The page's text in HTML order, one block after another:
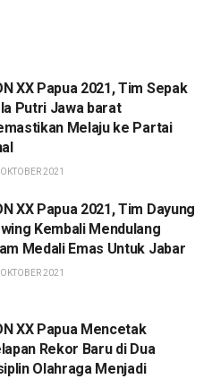
XX Papua 2021, Tim Sepak
Putri Jawa barat
Melaju ke Partai
2021
XX Papua 2021, Tim Dayung
Kembali Mendulang
Medali Emas Untuk Jabar
2021
XX Papua Mencetak
Rekor Baru di Dua
Olahraga Menjadi